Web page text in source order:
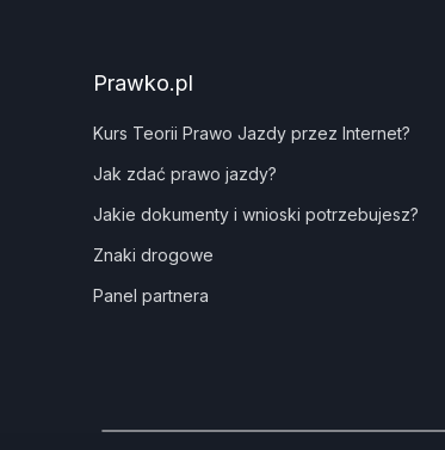
Prawko.pl
Kurs Teorii Prawo Jazdy przez Internet?
Jak zdać prawo jazdy?
Jakie dokumenty i wnioski potrzebujesz?
Znaki drogowe
Panel partnera